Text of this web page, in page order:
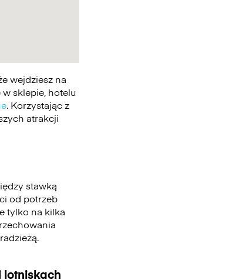
wejdziesz na
sklepie, hotelu
. Korzystając z
atrakcji
stawką
od potrzeb
tylko na kilka
lotniskach